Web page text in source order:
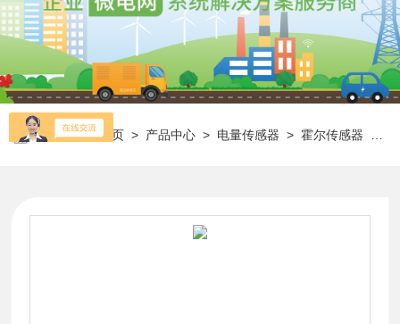
当前位置：首页 > 产品中心 > 电量传感器 >霍尔传感器